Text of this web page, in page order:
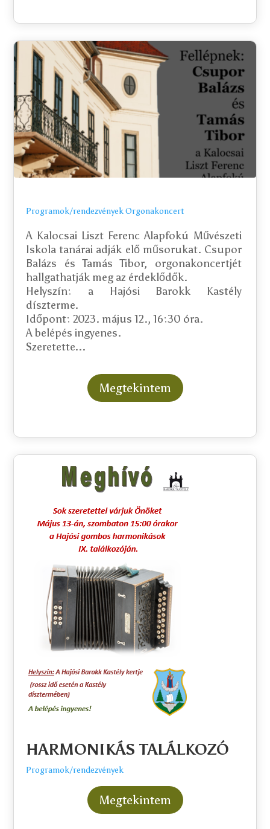
Programok/rendezvények Orgonakoncert
A Kalocsai Liszt Ferenc Alapfokú Művészeti
Iskola tanárai adják elő műsorukat. Csupor
Balázs és Tamás Tibor, orgonakoncertjét
hallgathatják meg az érdeklődők.
Helyszín: a Hajósi Barokk Kastély
díszterme.
Időpont: 2023. május 12., 16:30 óra.
A belépés ingyenes.
Szeretette...
Megtekintem
HARMONIKÁS TALÁLKOZÓ
Programok/rendezvények
Megtekintem